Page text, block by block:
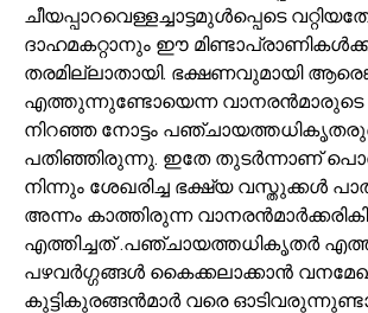
ചീയപ്പാറവെള്ളച്ചാട്ടമുള്‍പ്പെടെ
ദാഹമകറ്റാനും ഈ
തരമില്ലാതായി. ഭക്ഷണവുമായി
എത്തുന്നുണ്ടോയെന്ന
നിറഞ്ഞ നോട്ടം
പതിഞ്ഞിരുന്നു. ഇതേ തുടര്‍ന്നാണ്
നിന്നും ശേഖരിച്ച ഭക്ഷ്യ വസ്തുക്കള്‍
അന്നം കാത്തിരുന്ന
എത്തിച്ചത് .പഞ്ചായത്തധികൃതര്‍
പഴവര്‍ഗ്ഗങ്ങള്‍ കൈക്കലാക്കാന്‍
കുട്ടികുരങ്ങന്‍മാര്‍ വരെ